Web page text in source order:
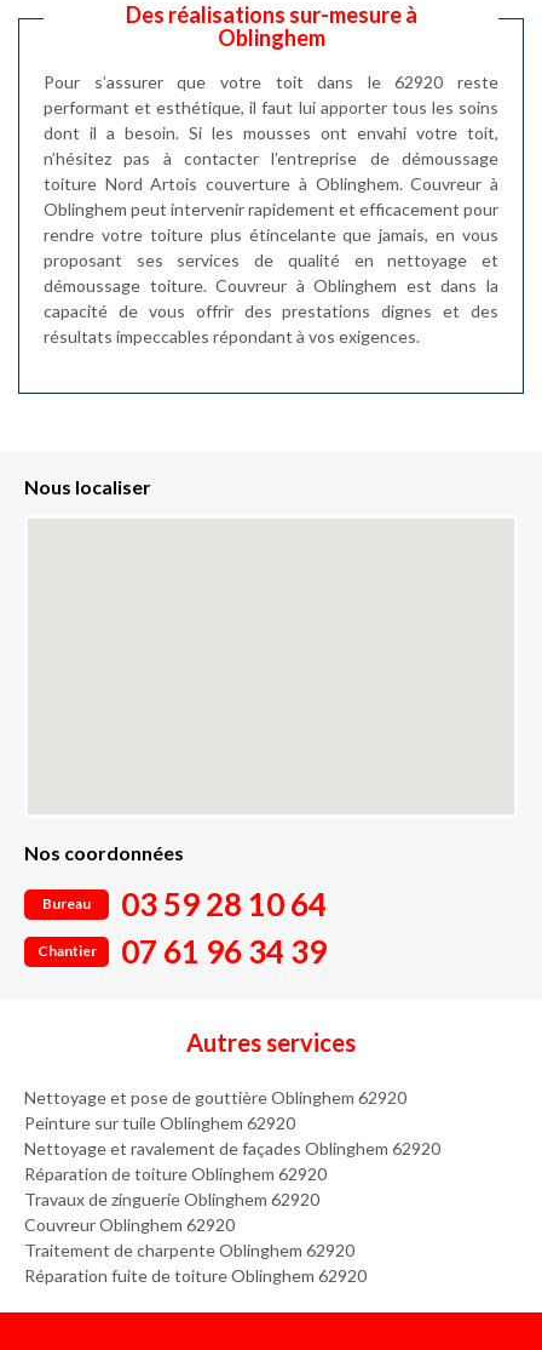
Des réalisations sur-mesure à
Oblinghem
Pour s’assurer que votre toit dans le 62920 reste
performant et esthétique, il faut lui apporter tous les soins
dont il a besoin. Si les mousses ont envahi votre toit,
n’hésitez pas à contacter l’entreprise de démoussage
toiture Nord Artois couverture à Oblinghem. Couvreur à
Oblinghem peut intervenir rapidement et efficacement pour
rendre votre toiture plus étincelante que jamais, en vous
proposant ses services de qualité en nettoyage et
démoussage toiture. Couvreur à Oblinghem est dans la
capacité de vous offrir des prestations dignes et des
résultats impeccables répondant à vos exigences.
Nous localiser
Nos coordonnées
Bureau 03 59 28 10 64
Chantier 07 61 96 34 39
Autres services
Nettoyage et pose de gouttière Oblinghem 62920
Peinture sur tuile Oblinghem 62920
Nettoyage et ravalement de façades Oblinghem 62920
Réparation de toiture Oblinghem 62920
Travaux de zinguerie Oblinghem 62920
Couvreur Oblinghem 62920
Traitement de charpente Oblinghem 62920
Réparation fuite de toiture Oblinghem 62920